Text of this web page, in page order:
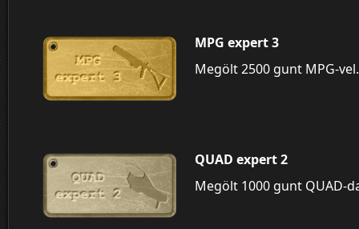
MPG expert 3
Megölt 2500 gunt MPG-vel.
QUAD expert 2
Megölt 1000 gunt QUAD-